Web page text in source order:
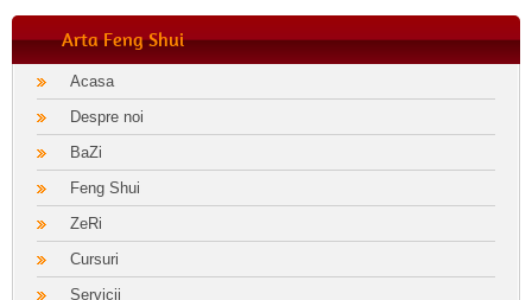
Arta Feng Shui
Acasa
Despre noi
BaZi
Feng Shui
ZeRi
Cursuri
Servicii